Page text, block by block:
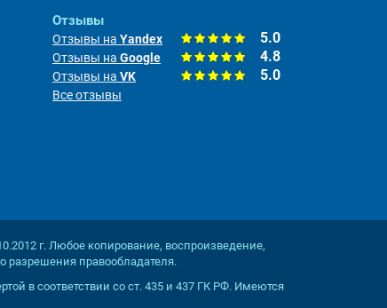
Отзывы
Отзывы на Yandex 5.0
Отзывы на Google 4.8
Отзывы на VK 5.0
Все отзывы
г. Любое копирование, воспроизведение,
разрешения правообладателя.
в соответствии со ст. 435 и 437 ГК РФ. Имеются